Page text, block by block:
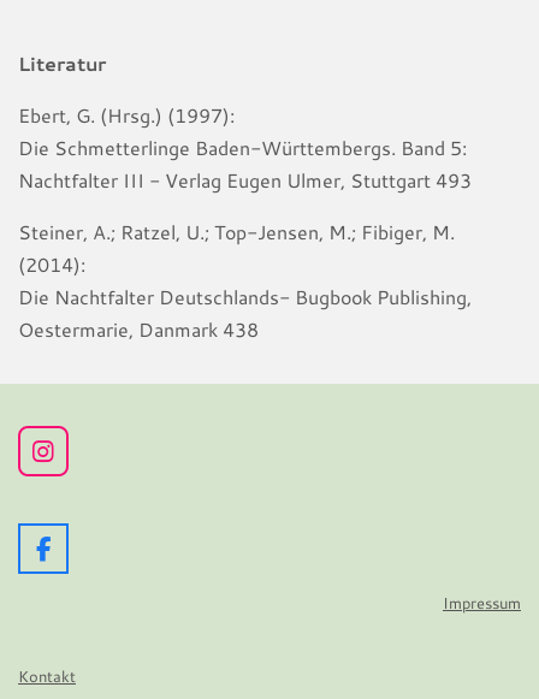
Literatur
Ebert, G. (Hrsg.) (1997):
Die Schmetterlinge Baden-Württembergs. Band 5:
Nachtfalter III - Verlag Eugen Ulmer, Stuttgart 493
Steiner, A.; Ratzel, U.; Top-Jensen, M.; Fibiger, M.
(2014):
Die Nachtfalter Deutschlands- Bugbook Publishing,
Oestermarie, Danmark 438
I
n
t
a
g
F
a
o
Impressum
Kontakt